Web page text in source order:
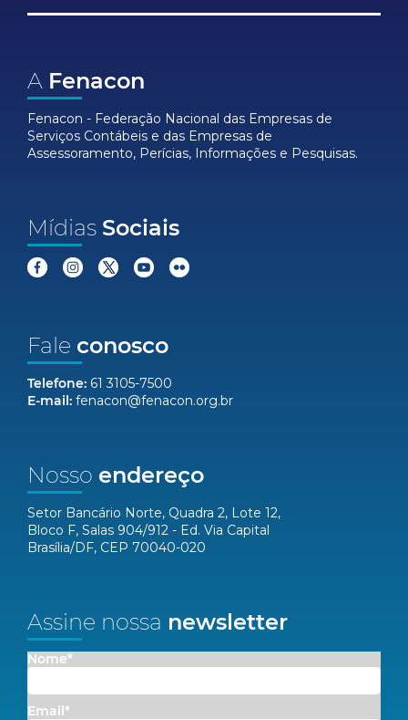
A Fenacon
Fenacon - Federação Nacional das Empresas de
Serviços Contábeis e das Empresas de
Assessoramento, Perícias, Informações e Pesquisas.
Mídias Sociais
Fale conosco
Telefone: 61 3105-7500
E-mail: fenacon@fenacon.org.br
Nosso endereço
Setor Bancário Norte, Quadra 2, Lote 12,
Bloco F, Salas 904/912 - Ed. Via Capital
Brasília/DF, CEP 70040-020
Assine nossa newsletter
Nome*
Email*